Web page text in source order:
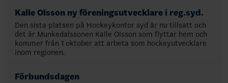
Kalle Olsson ny föreningsutvecklare i reg.syd.
Den sista platsen på Hockeykontor syd är nu tillsatt och
det är Munkedalssonen Kalle Olsson som flyttar hem och
kommer från 1 oktober att arbeta som hockeyutvecklare
inom regionen.
Förbundsdagen